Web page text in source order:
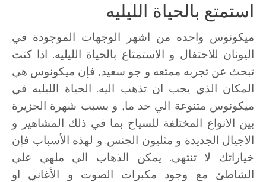
استمتع بالحياة الليليه
ميكونوس واحده من اشهر الوجهات الموجودة في
اليونان للاحتفال و الاستمتاع بالحياة الليليه. اذا كنت
تبحث عن تجربه ممتعه و جو سعيد, فإن ميكونوس هي
المكان الذي يجب ان تذهب اليه. الحياة الليليه في
ميكونوس متنوعة الي حد ما, و بسبب شهرة الجزيرة
بين الانواع المختلفة للسياح بما في ذلك المشاهير و
الاجيال الجديدة و مثليون الجنس. و لهذه الأسباب فإن
خياراتك لا تنتهي. يمكن الذهاب الي ملهي علي
الشاطئ مع وجود مكبرات الصوت و الأغاني او